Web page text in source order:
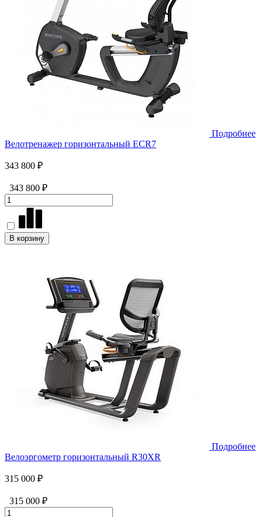
Подробнее
Велотренажер горизонтальный ECR7
343 800 ₽
343 800 ₽
В корзину
Подробнее
Велоэргометр горизонтальный R30XR
315 000 ₽
315 000 ₽